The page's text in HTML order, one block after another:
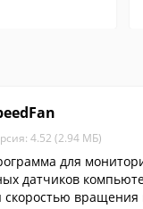
4.52 (2.94 МБ)
для
датчиков
скоростью вращения